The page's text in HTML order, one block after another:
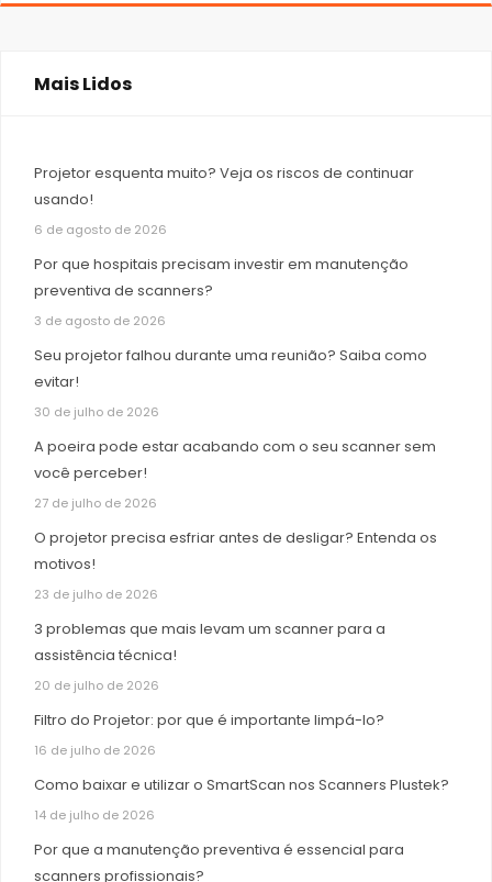
Mais Lidos
Projetor esquenta muito? Veja os riscos de continuar
usando!
6 de agosto de 2026
Por que hospitais precisam investir em manutenção
preventiva de scanners?
3 de agosto de 2026
Seu projetor falhou durante uma reunião? Saiba como
evitar!
30 de julho de 2026
A poeira pode estar acabando com o seu scanner sem
você perceber!
27 de julho de 2026
O projetor precisa esfriar antes de desligar? Entenda os
motivos!
23 de julho de 2026
3 problemas que mais levam um scanner para a
assistência técnica!
20 de julho de 2026
Filtro do Projetor: por que é importante limpá-lo?
16 de julho de 2026
Como baixar e utilizar o SmartScan nos Scanners Plustek?
14 de julho de 2026
Por que a manutenção preventiva é essencial para
scanners profissionais?